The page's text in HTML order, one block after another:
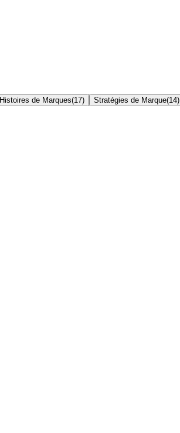
Histoires de Marques(17) Stratégies de Marque(14)